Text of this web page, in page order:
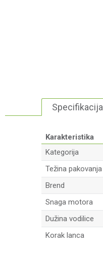
Specifikacija
Karakteristika
Kategorija
Težina pakovanja
Brend
Snaga motora
Dužina vodilice
Korak lanca